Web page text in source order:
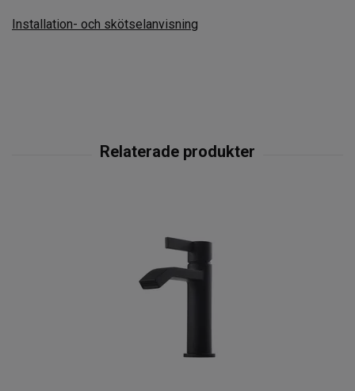
Installation- och skötselanvisning